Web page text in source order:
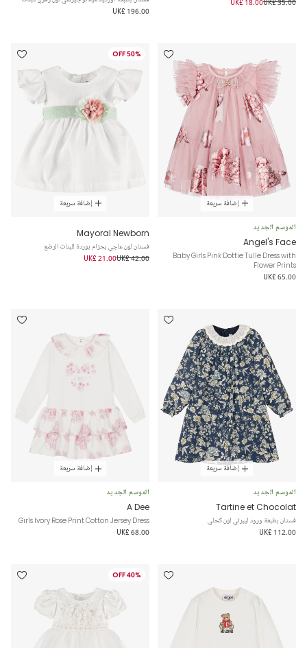
UK£ 35.00
UK£ 18.00
UK£ 196.00
إضافة سريعة
الموسم الجديد
Angel's Face
Baby Girls Pink Dottie Tulle Dress with
Flower Prints
UK£ 65.00
50% OFF
إضافة سريعة
Mayoral Newborn
فستان لون عاجي بحزام بوردة للبنات الرضع
UK£ 42.00
UK£ 21.00
إضافة سريعة
الموسم الجديد
Tartine et Chocolat
فستان بطبعة ورود ليبرتي لون كحلي
UK£ 112.00
إضافة سريعة
الموسم الجديد
A Dee
Girls Ivory Rose Print Cotton Jersey Dress
UK£ 68.00
40% OFF